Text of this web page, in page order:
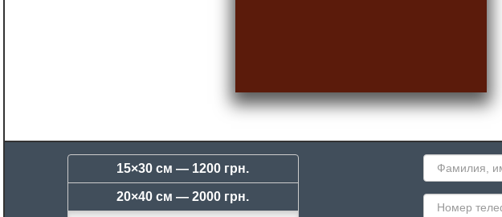
15×30 см — 1200 грн.
20×40 см —2000 грн.